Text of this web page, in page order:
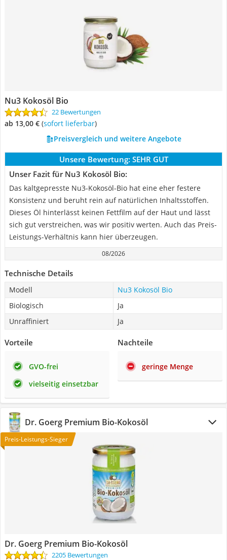
‎Nu3 Kokosöl Bio
22 Bewertungen
ab 13,00 € ( Sofort lieferbar)
Preisvergleich und weitere Angebote
Unsere Bewertung: SEHR GUT
Unser Fazit für ‎Nu3 Kokosöl Bio:
Das kaltgepresste Nu3-Kokosöl-Bio hat eine eher festere
Konsistenz und beruht rein auf natürlichen Inhaltsstoffen.
Dieses Öl hinterlässt keinen Fettfilm auf der Haut und lässt
sich gut verstreichen, was wir positiv werten. Auch das Preis-
Leistungs-Verhältnis kann hier überzeugen.
08/2026
Technische Details
Modell
‎Nu3 Kokosöl Bio
Biologisch
Ja
Unraffiniert
Ja
Vorteile
GVO-frei
vielseitig einsetzbar
Nachteile
geringe Menge
Dr. Goerg Premium Bio-Kokosöl
Preis-Leistungs-Sieger
Dr. Goerg Premium Bio-Kokosöl
2205 Bewertungen